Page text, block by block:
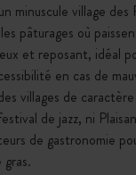
minuscule village
pâturages où
et reposant, idéal
en cas de
villages de
de jazz, ni
de gastronomie